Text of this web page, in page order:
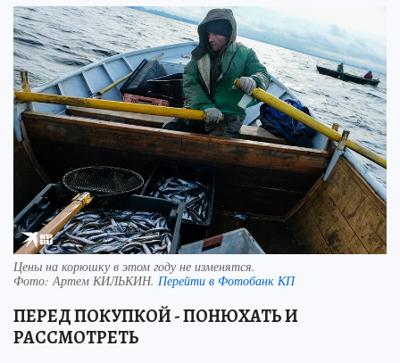
Цены на корюшку в этом году не изменятся.
Фото: Артем КИЛЬКИН. Перейти в Фотобанк КП
ПЕРЕД ПОКУПКОЙ - ПОНЮХАТЬ И
РАССМОТРЕТЬ